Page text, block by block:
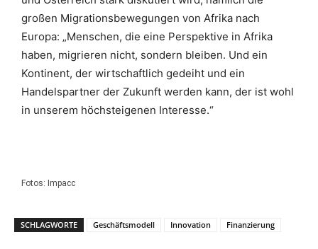
großen Migrationsbewegungen von Afrika nach
Europa: „Menschen, die eine Perspektive in Afrika
haben, migrieren nicht, sondern bleiben. Und ein
Kontinent, der wirtschaftlich gedeiht und ein
Handelspartner der Zukunft werden kann, der ist wohl
in unserem höchsteigenen Interesse.“
Fotos: Impacc
SCHLAGWORTE Geschäftsmodell Innovation Finanzierung